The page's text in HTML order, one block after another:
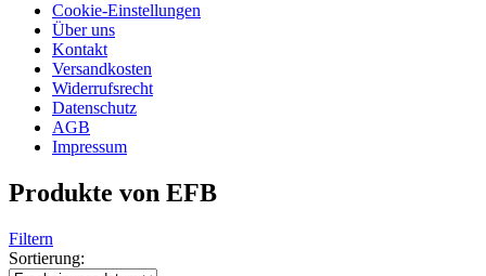
Cookie-Einstellungen
Über uns
Kontakt
Versandkosten
Widerrufsrecht
Datenschutz
AGB
Impressum
Produkte von EFB
Filtern
Sortierung: